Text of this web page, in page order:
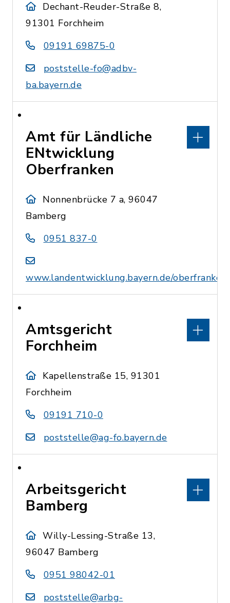
Dechant-Reuder-Straße 8,
91301 Forchheim
09191 69875-0
poststelle-fo@adbv-
ba.bayern.de
Amt für Ländliche
ENtwicklung
Oberfranken
Nonnenbrücke 7 a, 96047
Bamberg
0951 837-0
www.landentwicklung.bayern.de/oberfranken
Amtsgericht
Forchheim
Kapellenstraße 15, 91301
Forchheim
09191 710-0
poststelle@ag-fo.bayern.de
Arbeitsgericht
Bamberg
Willy-Lessing-Straße 13,
96047 Bamberg
0951 98042-01
poststelle@arbg-